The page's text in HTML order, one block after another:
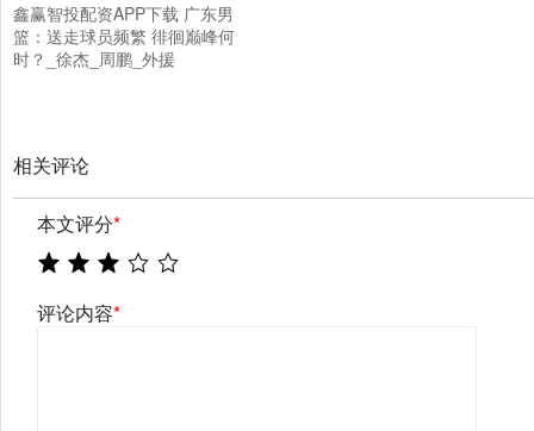
鑫赢智投配资APP下载 广东男
篮：送走球员频繁 徘徊巅峰何
时？_徐杰_周鹏_外援
相关评论
本文评分*
评论内容*